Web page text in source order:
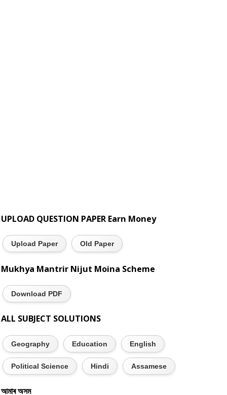
UPLOAD QUESTION PAPER Earn Money
Upload Paper Old Paper
Mukhya Mantrir Nijut Moina Scheme
Download PDF
ALL SUBJECT SOLUTIONS
Geography Education English
Political Science Hindi Assamese
আমাৰ অসম